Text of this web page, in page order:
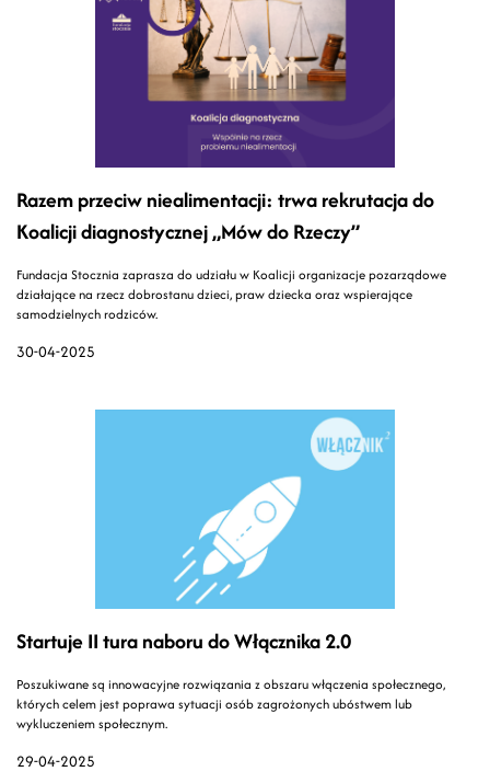
30-04-2025
Razem przeciw niealimentacji: trwa rekrutacja do
Koalicji diagnostycznej „Mów do Rzeczy”
Fundacja Stocznia zaprasza do udziału w Koalicji organizacje pozarządowe
działające na rzecz dobrostanu dzieci, praw dziecka oraz wspierające
samodzielnych rodziców.
29-04-2025
Startuje II tura naboru do Włącznika 2.0
Poszukiwane są innowacyjne rozwiązania z obszaru włączenia społecznego,
których celem jest poprawa sytuacji osób zagrożonych ubóstwem lub
wykluczeniem społecznym.